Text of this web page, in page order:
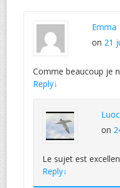
Emma
on 21
Comme beaucoup je
Reply↓
on
Le sujet est
Reply↓